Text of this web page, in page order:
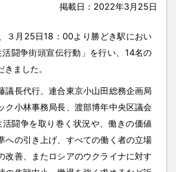
掲載日：2022年3月25日
３月25日18：00より勝どき駅におい
闘争街頭宣伝行動」を行い、14名の
ました。
長代行、連合東京小山田総務企画局
ク小林事務局長、渡部博年中央区議会
闘争を取り巻く状況や、働きの価値
への引き上げ、すべての働く者の立場
改善、またロシアのウクライナに対す